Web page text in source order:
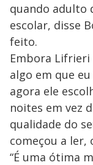
quando adulto
escolar, disse
feito.
Embora Lifrieri
algo em que
agora ele
noites em vez
qualidade do
começou a ler,
“É uma ótima